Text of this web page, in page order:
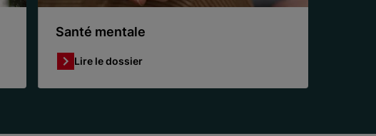
Santé mentale
Lire le dossier